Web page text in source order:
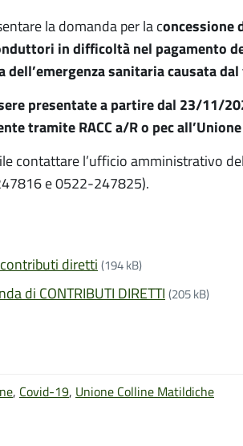
la domanda per la concessione
in difficoltà nel pagamento
dell’emergenza sanitaria causata
presentate a partire dal 23/11/
tramite RACC a/R o pec
contattare l’ufficio amministrativo
e 0522-247825).
contributi diretti (194 kB)
di CONTRIBUTI DIRETTI (205 kB)
, Covid-19, Unione Colline Matildiche